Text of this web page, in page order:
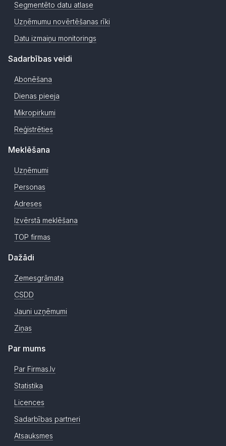
Segmentēto datu atlase
Uzņēmumu novērtēšanas rīki
Datu izmaiņu monitorings
Sadarbības veidi
Abonēšana
Dienas pieeja
Mikropirkumi
Reģistrēties
Meklēšana
Uzņēmumi
Personas
Adreses
Izvērstā meklēšana
TOP firmas
Dažādi
Zemesgrāmata
CSDD
Jauni uzņēmumi
Ziņas
Par mums
Par Firmas.lv
Statistika
Licences
Sadarbības partneri
Atsauksmes